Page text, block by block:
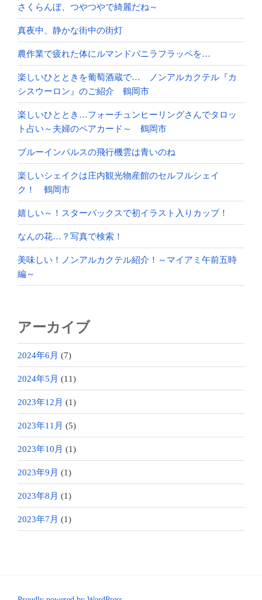
ー
メ
ン！”
の
さくらんぼ、つやつやで綺麗だね～
真夜中、静かな街中の街灯
農作業で疲れた体にルマンドバニラフラッペを…
楽しいひとときを葡萄酒蔵で… ノンアルカクテル『カ
シスウーロン』のご紹介 鶴岡市
楽しいひととき…フォーチュンヒーリングさんでタロッ
ト占い～夫婦のペアカード～ 鶴岡市
ブルーインパルスの飛行機雲は青いのね
楽しいシェイクは庄内観光物産館のセルフルシェイ
ク！ 鶴岡市
嬉しい～！スターバックスで初イラスト入りカップ！
なんの花…？写真で検索！
美味しい！ノンアルカクテル紹介！～マイアミ午前五時
編～
アーカイブ
2024年6月 (7)
2024年5月 (11)
2023年12月 (1)
2023年11月 (5)
2023年10月 (1)
2023年9月 (1)
2023年8月 (1)
2023年7月 (1)